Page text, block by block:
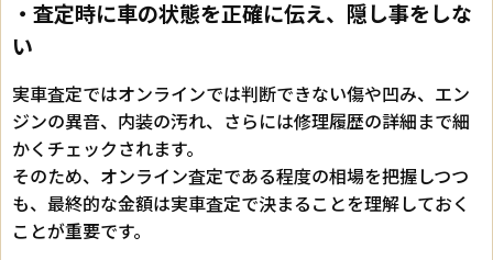
・査定時に車の状態を正確に伝え、隠し事をしな
い
実車査定ではオンラインでは判断できない傷や凹み、エン
ジンの異音、内装の汚れ、さらには修理履歴の詳細まで細
かくチェックされます。
そのため、オンライン査定である程度の相場を把握しつつ
も、最終的な金額は実車査定で決まることを理解しておく
ことが重要です。